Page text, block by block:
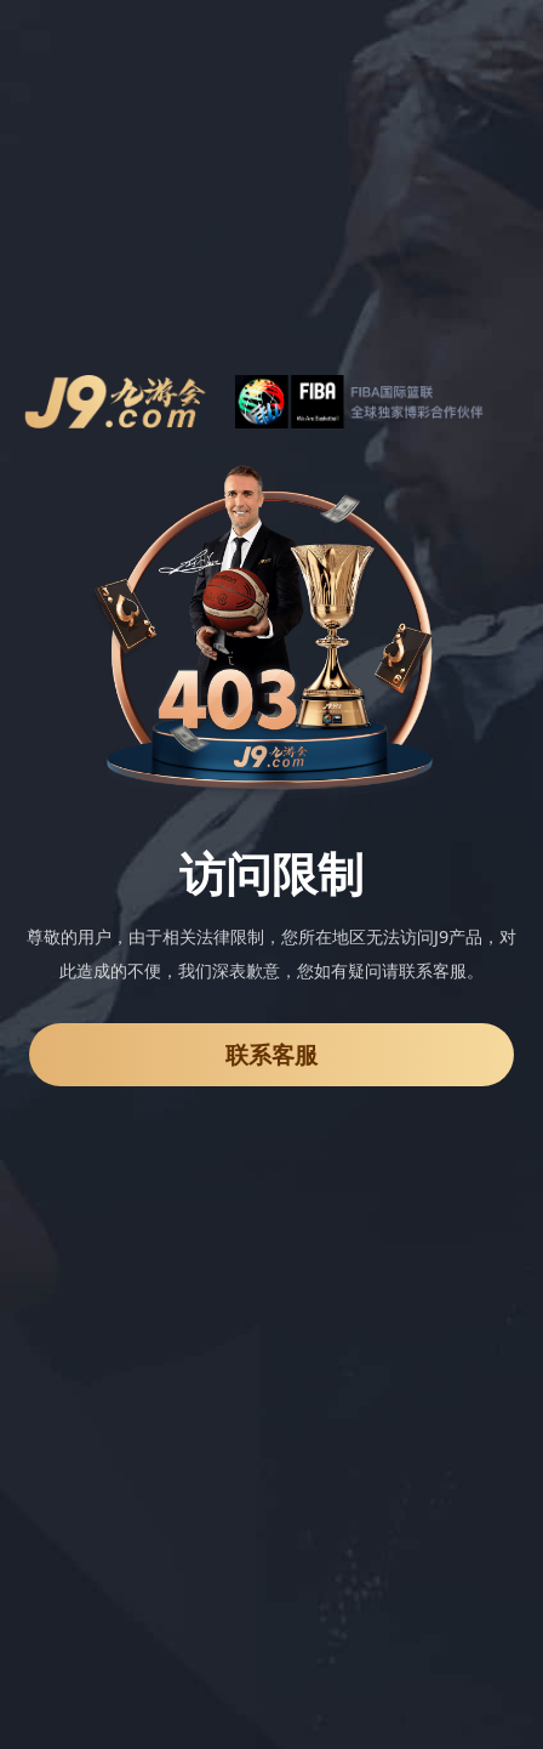
访问限制
尊敬的用户，由于相关法律限制，您所在地区无法访问J9产品，对
此造成的不便，我们深表歉意，您如有疑问请联系客服。
联系客服